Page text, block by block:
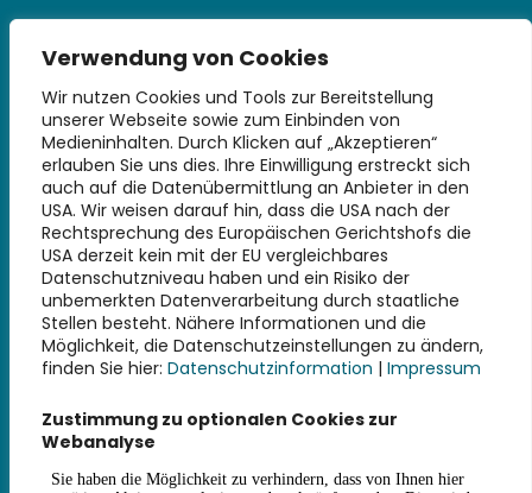
Verwendung von Cookies
Wir nutzen Cookies und Tools zur Bereitstellung
unserer Webseite sowie zum Einbinden von
Medieninhalten. Durch Klicken auf „Akzeptieren“
erlauben Sie uns dies. Ihre Einwilligung erstreckt sich
auch auf die Datenübermittlung an Anbieter in den
USA. Wir weisen darauf hin, dass die USA nach der
Rechtsprechung des Europäischen Gerichtshofs die
USA derzeit kein mit der EU vergleichbares
Datenschutzniveau haben und ein Risiko der
unbemerkten Datenverarbeitung durch staatliche
Stellen besteht. Nähere Informationen und die
Möglichkeit, die Datenschutzeinstellungen zu ändern,
finden Sie hier: Datenschutzinformation | Impressum
Zustimmung zu optionalen Cookies zur
Webanalyse
Universitätsbibliothek
Technische Universität Hamburg
Denickestraße 22
21073 Hamburg
+49 40 30601-2845
bibliothek@tuhh.de
Soziale Netzwerke
Weiterführende Links
Impressum